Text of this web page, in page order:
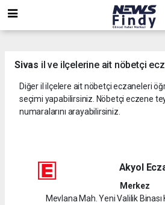
Sivas il ve ilçelerine ait nöbetçi
Diğer il ilçelere ait nöbetçi eczaneleri
seçimi yapabilirsiniz. Nöbetçi eczene
numaralarını arayabilirsiniz.
Akyol
Merkez
Mevlana Mah. Yeni Valilik Binası